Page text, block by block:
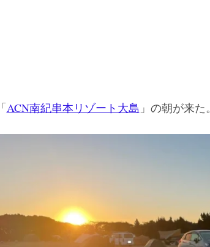
「ACN南紀串本リゾート大島 」の朝が来た。